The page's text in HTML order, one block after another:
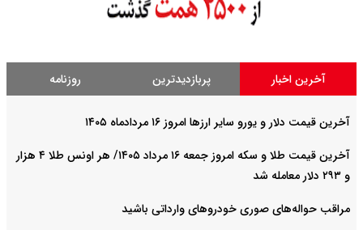
آخرین اخبار پربازدیدترین روزنامه
آخرین قیمت دلار و یورو سایر ارزها امروز ۱۶ مردادماه ۱۴۰۵
آخرین قیمت طلا و سکه امروز جمعه ۱۶ مرداد ۱۴۰۵/ هر اونس طلا ۴ هزار
و ٢٩٣ دلار معامله شد
مراقب حواله‌های صوری خودروهای وارداتی باشید